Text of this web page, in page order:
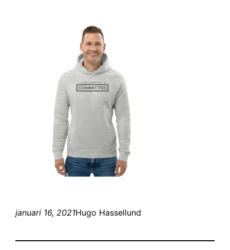
januari 16, 2021Hugo Hassellund